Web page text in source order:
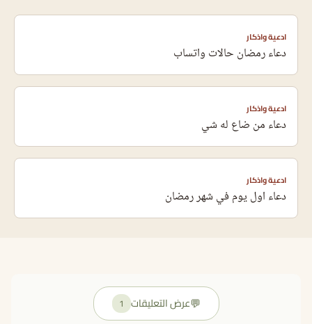
ادعية واذكار
دعاء رمضان حالات واتساب
ادعية واذكار
دعاء من ضاع له شي
ادعية واذكار
دعاء اول يوم في شهر رمضان
💬عرض التعليقات 1